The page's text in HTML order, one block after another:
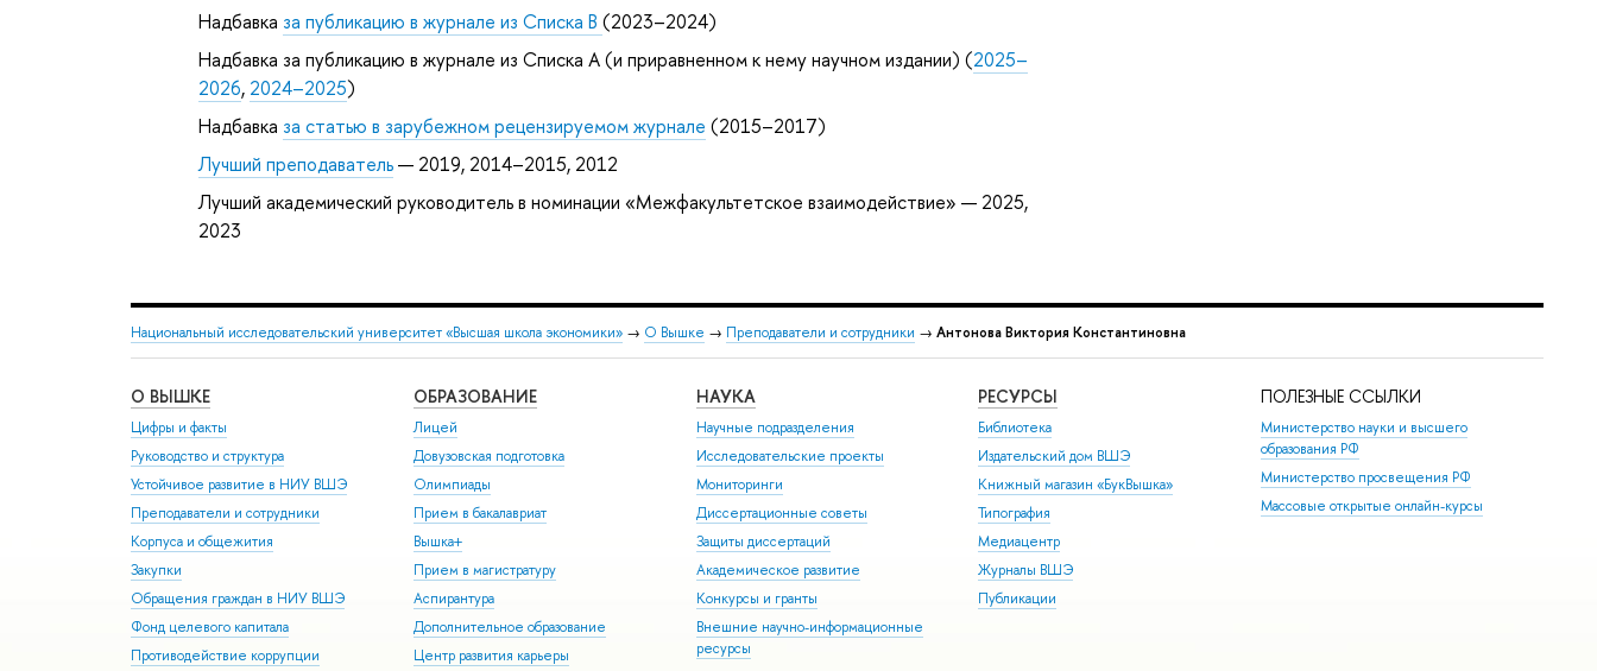
Надбавка за публикацию в журнале из Списка B(2023–2024)
Надбавка за публикацию в журнале из Списка А (и приравненном к нему научном издании) (2025–
2026, 2024–2025)
Надбавка за статью в зарубежном рецензируемом журнале (2015–2017)
Лучший преподаватель— 2019, 2014–2015, 2012
Лучший академический руководитель в номинации «Межфакультетское взаимодействие» — 2025,
2023
Национальный исследовательский университет «Высшая школа экономики» → О Вышке → Преподаватели и сотрудники → Антонова Виктория Константиновна
О ВЫШКЕ
Цифры и факты
Руководство и структура
Устойчивое развитие в НИУ ВШЭ
Преподаватели и сотрудники
Корпуса и общежития
Закупки
Обращения граждан в НИУ ВШЭ
Фонд целевого капитала
Противодействие коррупции
ОБРАЗОВАНИЕ
Лицей
Довузовская подготовка
Олимпиады
Прием в бакалавриат
Вышка+
Прием в магистратуру
Аспирантура
Дополнительное образование
Центр развития карьеры
НАУКА
Научные подразделения
Исследовательские проекты
Мониторинги
Диссертационные советы
Защиты диссертаций
Академическое развитие
Конкурсы и гранты
Внешние научно-информационные
ресурсы
РЕСУРСЫ
Библиотека
Издательский дом ВШЭ
Книжный магазин «БукВышка»
Типография
Медиацентр
Журналы ВШЭ
Публикации
ПОЛЕЗНЫЕ ССЫЛКИ
Министерство науки и высшего
образования РФ
Министерство просвещения РФ
Массовые открытые онлайн-курсы